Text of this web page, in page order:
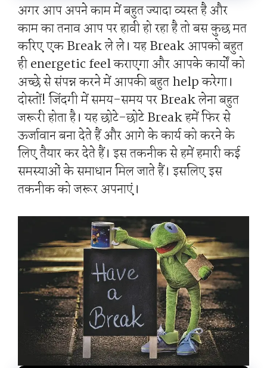
अगर आप अपने काम में बहुत ज्यादा व्यस्त है और
काम का तनाव आप पर हावी हो रहा है तो बस कुछ मत
करिए एक Break ले ले। यह Break आपको बहुत
ही energetic feel कराएगा और आपके कार्यों को
अच्छे से संपन्न करने में आपकी बहुत help करेगा।
दोस्तों! जिंदगी में समय-समय पर Break लेना बहुत
जरूरी होता है। यह छोटे-छोटे Break हमें फिर से
ऊर्जावान बना देते हैं और आगे के कार्य को करने के
लिए तैयार कर देते हैं। इस तकनीक से हमें हमारी कई
समस्याओं के समाधान मिल जाते हैं। इसलिए इस
तकनीक को जरूर अपनाएं।